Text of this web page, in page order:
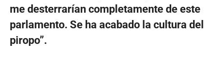
me desterrarían completamente de este
parlamento. Se ha acabado la cultura del
piropo”.